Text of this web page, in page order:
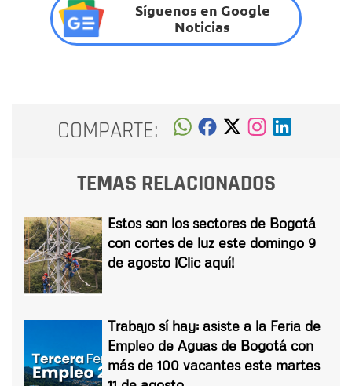
Síguenos en Google
Noticias
COMPARTE:
TEMAS RELACIONADOS
Estos son los sectores de Bogotá
con cortes de luz este domingo 9
de agosto ¡Clic aquí!
Trabajo sí hay: asiste a la Feria de
Empleo de Aguas de Bogotá con
más de 100 vacantes este martes